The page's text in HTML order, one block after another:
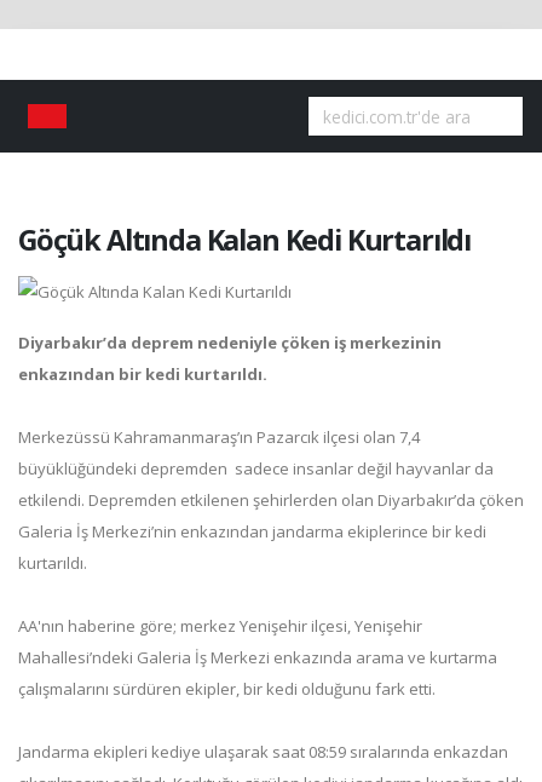
Göçük Altında Kalan Kedi Kurtarıldı
Diyarbakır’da deprem nedeniyle çöken iş merkezinin
enkazından bir kedi kurtarıldı.
Merkezüssü Kahramanmaraş’ın Pazarcık ilçesi olan 7,4
büyüklüğündeki depremden sadece insanlar değil hayvanlar da
etkilendi. Depremden etkilenen şehirlerden olan Diyarbakır’da çöken
Galeria İş Merkezi’nin enkazından jandarma ekiplerince bir kedi
kurtarıldı.
AA'nın haberine göre; merkez Yenişehir ilçesi, Yenişehir
Mahallesi’ndeki Galeria İş Merkezi enkazında arama ve kurtarma
çalışmalarını sürdüren ekipler, bir kedi olduğunu fark etti.
Jandarma ekipleri kediye ulaşarak saat 08:59 sıralarında enkazdan